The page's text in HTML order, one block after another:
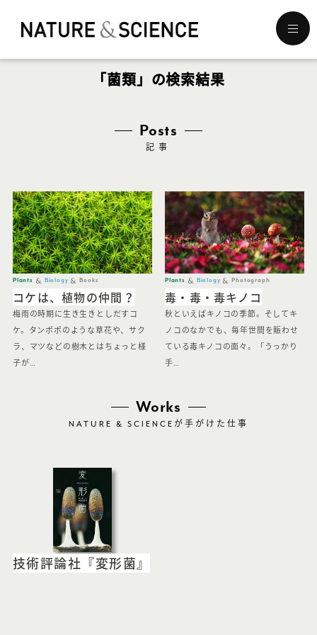
ュ
「菌類」の検索結果
Posts
記事
Plants Biology Books
コケは、植物の仲間？
梅雨の時期に生き生きとしだすコ
ケ。タンポポのような草花や、サク
ラ、マツなどの樹木とはちょっと様
子が…
Plants Biology Photograph
毒・毒・毒キノコ
秋といえばキノコの季節。そしてキ
ノコのなかでも、毎年世間を賑わせ
ている毒キノコの面々。「うっかり
手…
Works
NATURE & SCIENCE が手がけた仕事
技術評論社『変形菌』